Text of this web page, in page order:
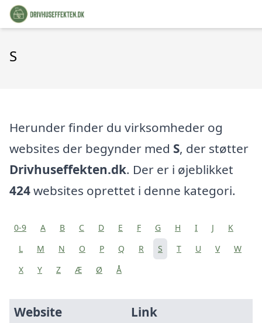
S
Herunder finder du virksomheder og
websites der begynder med S, der støtter
Drivhuseffekten.dk. Der er i øjeblikket
424websites oprettet i denne kategori.
0-9 A B C D E F G H I J
K
L
M N O P Q R S T U V
W
X
Y Z Æ Ø Å
Website
Link